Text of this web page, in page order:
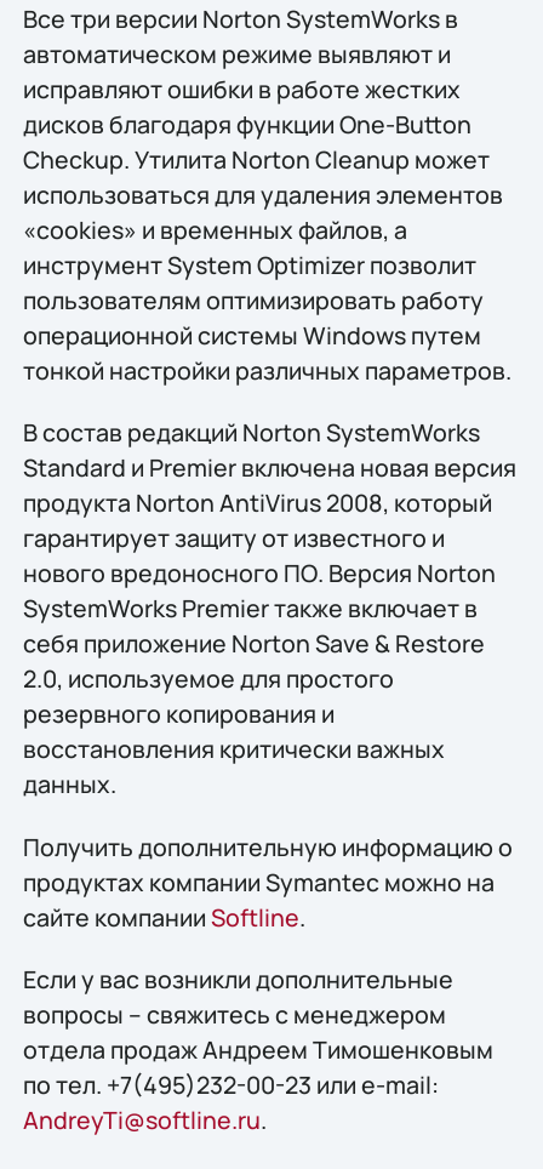
Все три версии Norton SystemWorks в
автоматическом режиме выявляют и
исправляют ошибки в работе жестких
дисков благодаря функции One-Button
Checkup. Утилита Norton Cleanup может
использоваться для удаления элементов
«cookies» и временных файлов, а
инструмент System Optimizer позволит
пользователям оптимизировать работу
операционной системы Windows путем
тонкой настройки различных параметров.
В состав редакций Norton SystemWorks
Standard и Premier включена новая версия
продукта Norton AntiVirus 2008, который
гарантирует защиту от известного и
нового вредоносного ПО. Версия Norton
SystemWorks Premier также включает в
себя приложение Norton Save & Restore
2.0, используемое для простого
резервного копирования и
восстановления критически важных
данных.
Получить дополнительную информацию о
продуктах компании Symantec можно на
сайте компанииSoftline.
Если у вас возникли дополнительные
вопросы – свяжитесь с менеджером
отдела продаж Андреем Тимошенковым
по тел. +7(495)232-00-23 или e-mail:
AndreyTi@softline.ru.